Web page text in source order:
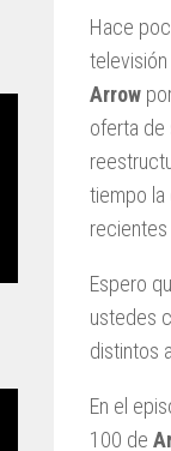
Hace
Arrow
oferta de
tiempo la
recientes
Espero
ustedes
distintos
En el
100 de